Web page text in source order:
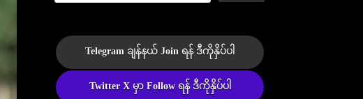
Telegram ချန်နယ် Join ရန် ဒီကိုနှိပ်ပါ
Twitter X မှာ Follow ရန် ဒီကိုနှိပ်ပါ